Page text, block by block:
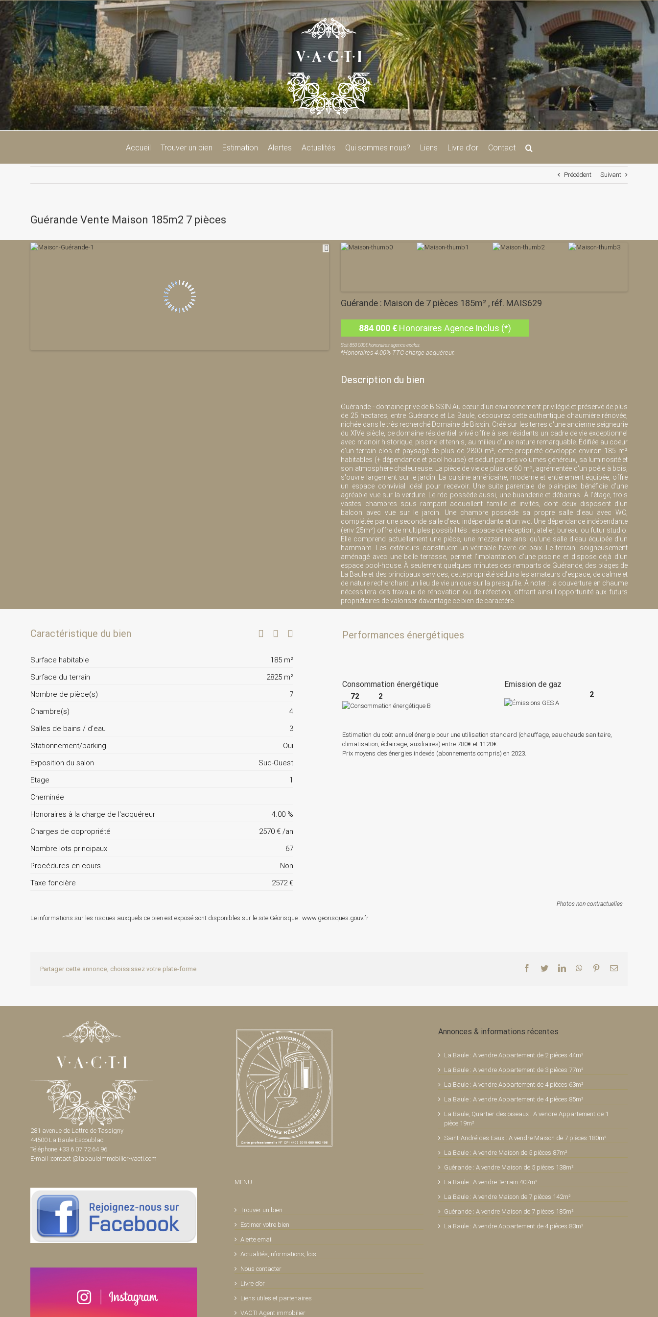
Passer
au
contenu
Accueil Trouver un bien Estimation Alertes Actualités Qui sommes nous? Liens Livre d’or Contact
Précédent Suivant
Guérande Vente Maison 185m2 7 pièces
Guérande : Maison de 7 pièces 185m² , réf. MAIS629
884 000 € Honoraires Agence Inclus (*)
Soit 850 000€ honoraires agence exclus.
*Honoraires 4.00% TTC charge acquéreur.
Description du bien
Guérande - domaine prive de BISSIN Au cœur d'un environnement privilégié et préservé de plus
de 25 hectares, entre Guérande et La Baule, découvrez cette authentique chaumière rénovée,
nichée dans le très recherché Domaine de Bissin. Créé sur les terres d'une ancienne seigneurie
du XIVe siècle, ce domaine résidentiel privé offre à ses résidents un cadre de vie exceptionnel
avec manoir historique, piscine et tennis, au milieu d'une nature remarquable. Édifiée au coeur
d'un terrain clos et paysagé de plus de 2800 m², cette propriété développe environ 185 m²
habitables (+ dépendance et pool house) et séduit par ses volumes généreux, sa luminosité et
son atmosphère chaleureuse. La pièce de vie de plus de 60 m², agrémentée d'un poêle à bois,
s'ouvre largement sur le jardin. La cuisine américaine, moderne et entièrement équipée, offre
un espace convivial idéal pour recevoir. Une suite parentale de plain-pied bénéficie d'une
agréable vue sur la verdure. Le rdc possède aussi, une buanderie et débarras. À l'étage, trois
vastes chambres sous rampant accueillent famille et invités, dont deux disposent d'un
balcon avec vue sur le jardin. Une chambre possède sa propre salle d'eau avec WC,
complétée par une seconde salle d'eau indépendante et un wc. Une dépendance indépendante
(env 25m²) offre de multiples possibilités : espace de réception, atelier, bureau ou futur studio.
Elle comprend actuellement une pièce, une mezzanine ainsi qu'une salle d'eau équipée d'un
hammam. Les extérieurs constituent un véritable havre de paix. Le terrain, soigneusement
aménagé avec une belle terrasse, permet l'implantation d'une piscine et dispose déjà d'un
espace pool-house. À seulement quelques minutes des remparts de Guérande, des plages de
La Baule et des principaux services, cette propriété séduira les amateurs d'espace, de calme et
de nature recherchant un lieu de vie unique sur la presqu'île. À noter : la couverture en chaume
nécessitera des travaux de rénovation ou de réfection, offrant ainsi l'opportunité aux futurs
propriétaires de valoriser davantage ce bien de caractère.
Caractéristique du bien
Surface habitable
185 m²
Surface du terrain
2825 m²
Nombre de pièce(s)
7
Chambre(s)
4
Salles de bains / d'eau
3
Stationnement/parking
Oui
Exposition du salon
Sud-Ouest
Etage
1
Cheminée
Honoraires à la charge de l'acquéreur
4.00 %
Charges de copropriété
2570 € /an
Nombre lots principaux
67
Procédures en cours
Non
Taxe foncière
2572 €
Performances énergétiques
Consommation énergétique
72 2
Emission de gaz
2
Estimation du coût annuel énergie pour une utilisation standard (chauffage, eau chaude sanitaire,
climatisation, éclairage, auxiliaires) entre 780€ et 1120€.
Prix moyens des énergies indexés (abonnements compris) en 2023.
Photos non contractuelles
Le informations sur les risques auxquels ce bien est exposé sont disponibles sur le site Géorisque : www.georisques.gouv.fr
Partager cette annonce, choississez votre plate-forme Facebook
TwitterLinkedInWhatsApp
PinterestEmail
281 avenue de Lattre de Tassigny
44500 La Baule Escoublac
Téléphone +33 6 07 72 64 96
E-mail :contact @labauleimmobilier-vacti.com
MENU
Trouver un bien
Estimer votre bien
Alerte email
Actualités,informations, lois
Nous contacter
Livre d’or
Liens utiles et partenaires
VACTI Agent immobilier
Annonces & informations récentes
La Baule : A vendre Appartement de 2 pièces 44m²
La Baule : A vendre Appartement de 3 pièces 77m²
La Baule : A vendre Appartement de 4 pièces 63m²
La Baule : A vendre Appartement de 4 pièces 85m²
La Baule, Quartier des oiseaux : A vendre Appartement de 1
pièce 19m²
Saint-André des Eaux : A vendre Maison de 7 pièces 180m²
La Baule : A vendre Maison de 5 pièces 87m²
Guérande : A vendre Maison de 5 pièces 138m²
La Baule : A vendre Terrain 407m²
La Baule : A vendre Maison de 7 pièces 142m²
Guérande : A vendre Maison de 7 pièces 185m²
La Baule : A vendre Appartement de 4 pièces 83m²